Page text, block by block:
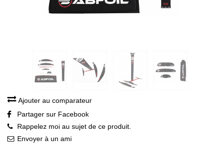
Ajouter au comparateur
Partager sur Facebook
Rappelez moi au sujet de ce produit.
Envoyer à un ami